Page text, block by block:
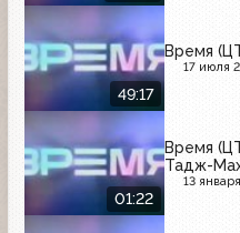
49:17
Время
17 июля
01:22
Время
Тадж-
13